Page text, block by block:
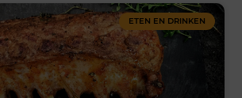
ETEN EN DRINKEN